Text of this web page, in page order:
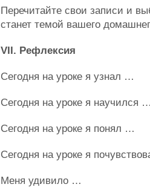
Перечитайте свои записи и
станет темой вашего
VII. Рефлексия
Сегодня на уроке я узнал …
Сегодня на уроке я научился
Сегодня на уроке я понял …
Сегодня на уроке я
Меня удивило …